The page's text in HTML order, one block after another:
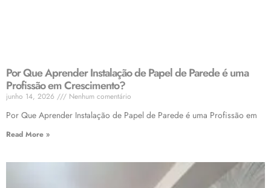
Por Que Aprender Instalação de Papel de Parede é uma
Profissão em Crescimento?
junho 14, 2026 Nenhum comentário
Por Que Aprender Instalação de Papel de Parede é uma Profissão em
Read More »